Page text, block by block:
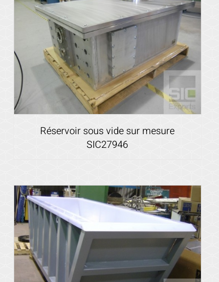
Voir les détails
Réservoir sous vide sur mesure
SIC27946